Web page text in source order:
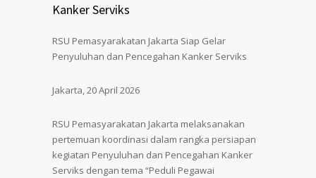
Kanker Serviks
RSU Pemasyarakatan Jakarta Siap Gelar
Penyuluhan dan Pencegahan Kanker Serviks
Jakarta, 20 April 2026
RSU Pemasyarakatan Jakarta melaksanakan
pertemuan koordinasi dalam rangka persiapan
kegiatan Penyuluhan dan Pencegahan Kanker
Serviks dengan tema “Peduli Pegawai